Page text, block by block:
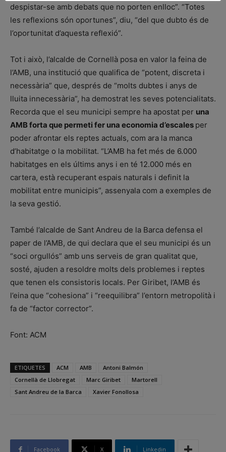
despistar-se amb debats que no porten enlloc”. “Totes
les reflexions són oportunes”, diu, “del que dubto és de
l’oportunitat d’aquesta reflexió”.
Tot i això, l’alcalde de Cornellà posa en valor la feina de
l’AMB, una institució que qualifica de “potent, discreta i
necessària” que, després de “molts dubtes i anys de
lluita innecessària”, ha demostrat les seves potencialitats.
Recorda que el seu municipi sempre ha apostat per una
AMB forta que permeti fer una economia d’escales per
poder afrontar els reptes actuals, com ara la manca
d’habitatge o la mobilitat. “L’AMB ha fet més de 6.000
habitatges en els últims anys i en té 12.000 més en
cartera, està recuperant espais naturals i definit la
mobilitat entre municipis”, assenyala com a exemples de
la seva gestió.
També l’alcalde de Sant Andreu de la Barca defensa el
paper de l’AMB, de qui declara que el seu municipi és un
“soci orgullós” amb uns serveis de gran qualitat que,
sosté, ajuden a resoldre molts dels problemes i reptes
que tenen els consistoris locals. Per Giribet, l’AMB és
l’eina que “cohesiona” i “reequilibra” l’entorn metropolità i
fa de “factor corrector”.
Font: ACM
ETIQUETES ACM AMB
Antoni Balmón
Cornellà de Llobregat
Marc Giribet
Martorell
Sant Andreu de la Barca
Xavier Fonollosa
Facebook X Linkedin